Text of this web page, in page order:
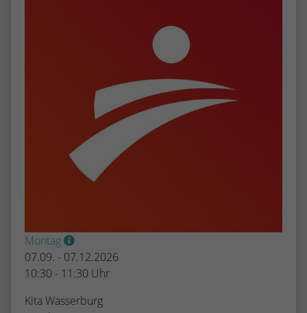
Montag
07.09. - 07.12.2026
10:30 - 11:30 Uhr
Kita Wasserburg